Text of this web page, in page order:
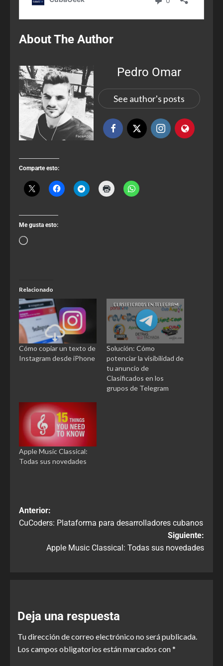
About The Author
Pedro Omar
See author's posts
Comparte esto:
Me gusta esto:
Relacionado
Cómo copiar un texto de
Instagram desde iPhone
Solución: Cómo
potenciar la visibilidad de
tu anuncio de
Clasificados en los
grupos de Telegram
Apple Music Classical:
Todas sus novedades
Anterior:
CuCoders: Plataforma para desarrolladores cubanos
Siguiente:
Apple Music Classical: Todas sus novedades
Deja una respuesta
Tu dirección de correo electrónico no será publicada.
Los campos obligatorios están marcados con*